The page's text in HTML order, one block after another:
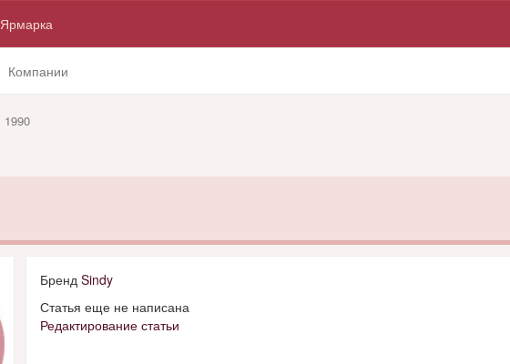
Ярмарка
Компании
1990
Бренд Sindy
Статья еще не написана
Редактирование статьи